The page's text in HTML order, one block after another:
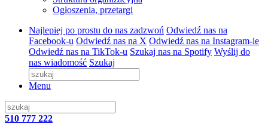
Ogłoszenia, przetargi
Najlepiej po prostu do nas zadzwoń Odwiedź nas na
Facebook-u Odwiedź nas na X Odwiedź nas na Instagram-ie
Odwiedź nas na TikTok-u Szukaj nas na Spotify Wyślij do
nas wiadomość Szukaj
Menu
510 777 222